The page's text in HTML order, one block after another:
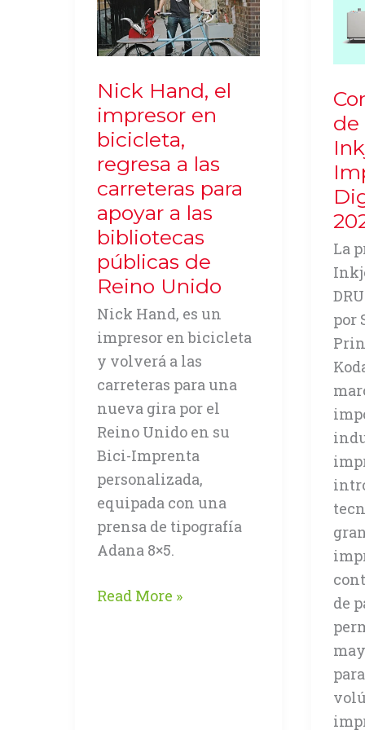
Nick Hand, el
impresor en
bicicleta,
regresa a las
carreteras para
apoyar a las
bibliotecas
públicas de
Reino Unido
Nick Hand, es un
impresor en bicicleta
y volverá a las
carreteras para una
nueva gira por el
Reino Unido en su
Bici-Imprenta
personalizada,
equipada con una
prensa de tipografía
Adana 8×5.
Nick
Read More »
de
La
por
de